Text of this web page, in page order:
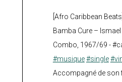
[Afro Caribbean
Bamba Cure –
Combo, 1967/69 -
#musique #single
Accompagné de son